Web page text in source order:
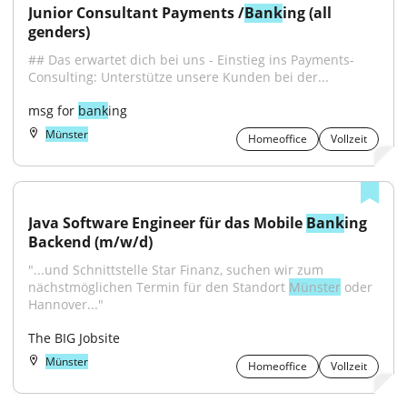
Junior Consultant Payments /Banking (all
genders)
## Das erwartet dich bei uns - Einstieg ins Payments-
Consulting: Unterstütze unsere Kunden bei der...
msg for banking
Münster Homeoffice Vollzeit
Java Software Engineer für das Mobile Banking
Backend (m/w/d)
"...und Schnittstelle Star Finanz, suchen wir zum
nächstmöglichen Termin für den Standort Münster oder
Hannover..."
The BIG Jobsite
Münster Homeoffice Vollzeit